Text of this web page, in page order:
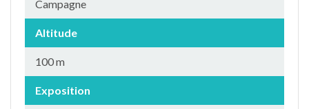
Campagne
Altitude
100 m
Exposition